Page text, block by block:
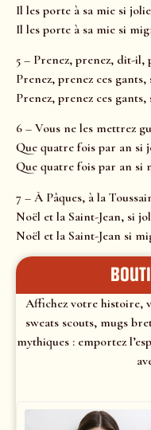
Il les porte à sa mie si
Il les porte à sa mie si
5 – Prenez, prenez, dit-il,
Prenez, prenez ces
Prenez, prenez ces
6 – Vous ne les mettrez
Que quatre fois par an si
Que quatre fois par an si
7 – À Pâques, à la
Noël et la Saint-Jean, si
Noël et la Saint-Jean si
Affichez votre histoire,
sweats scouts, mugs
mythiques : emportez